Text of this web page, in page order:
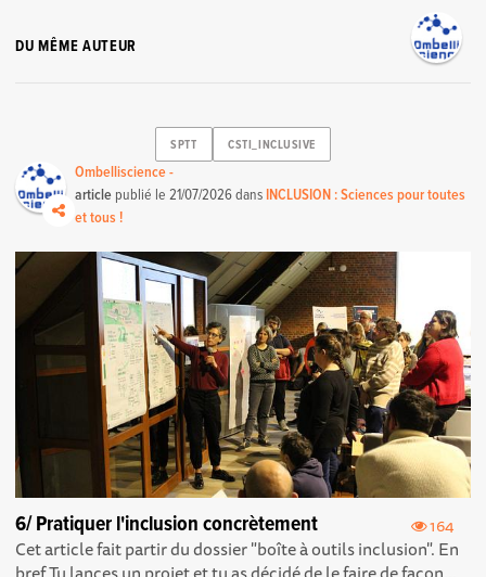
DU MÊME AUTEUR
SPTT CSTI_INCLUSIVE
Ombelliscience -
article publié le21/07/2026dans INCLUSION : Sciences pour toutes
et tous !
164
6/ Pratiquer l'inclusion concrètement
Cet article fait partir du dossier "boîte à outils inclusion". En